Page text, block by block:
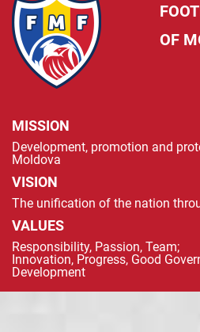
OF
MISSION
Development, promotion and
Moldova
VISION
The unification of the nation
VALUES
Responsibility, Passion, Team;
Innovation, Progress, Good
Development